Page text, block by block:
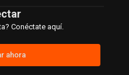
Conéctate aquí.
ahora